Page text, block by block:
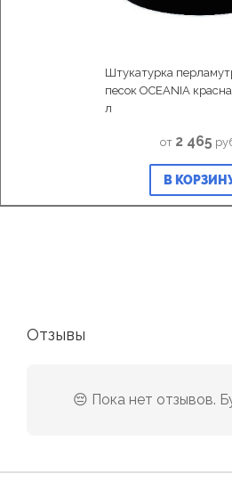
Штукатурка
песок OCEANIA
л
от 2 465
В
Отзывы
😔 Пока нет отзывов.